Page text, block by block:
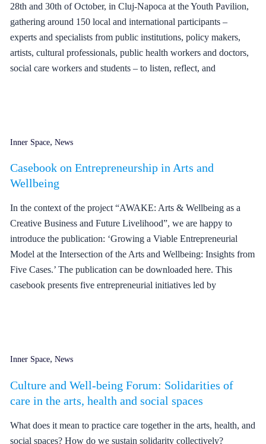
28th and 30th of October, in Cluj-Napoca at the Youth Pavilion,
gathering around 150 local and international participants –
experts and specialists from public institutions, policy makers,
artists, cultural professionals, public health workers and doctors,
social care workers and students – to listen, reflect, and
Inner Space, News
Casebook on Entrepreneurship in Arts and
Wellbeing
In the context of the project “AWAKE: Arts & Wellbeing as a
Creative Business and Future Livelihood”, we are happy to
introduce the publication: ‘Growing a Viable Entrepreneurial
Model at the Intersection of the Arts and Wellbeing: Insights from
Five Cases.’ The publication can be downloaded here. This
casebook presents five entrepreneurial initiatives led by
Inner Space, News
Culture and Well-being Forum: Solidarities of
care in the arts, health and social spaces
What does it mean to practice care together in the arts, health, and
social spaces? How do we sustain solidarity collectively?